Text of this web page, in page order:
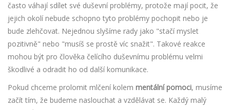
často váhají sdílet své duševní problémy, protože mají pocit, že
jejich okolí nebude schopno tyto problémy pochopit nebo je
bude zlehčovat. Nejednou slyšíme rady jako "stačí myslet
pozitivně" nebo "musíš se prostě víc snažit". Takové reakce
mohou být pro člověka čelícího duševnímu problému velmi
škodlivé a odradit ho od další komunikace.
Pokud chceme prolomit mlčení kolem mentální pomoci, musíme
začít tím, že budeme naslouchat a vzdělávat se. Každý malý